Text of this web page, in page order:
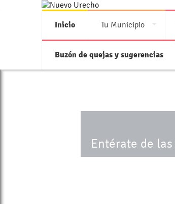
Inicio Tu Municipio
Buzón de quejas y sugerencias
Entérate de